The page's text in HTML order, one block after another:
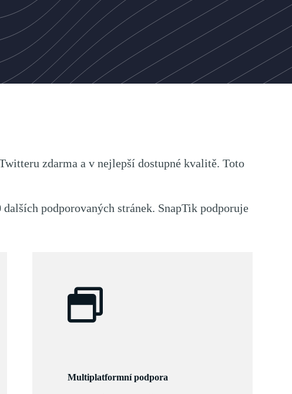
zdarma a v nejlepší dostupné kvalitě. Toto
podporovaných stránek. SnapTik podporuje
Multiplatformní podpora